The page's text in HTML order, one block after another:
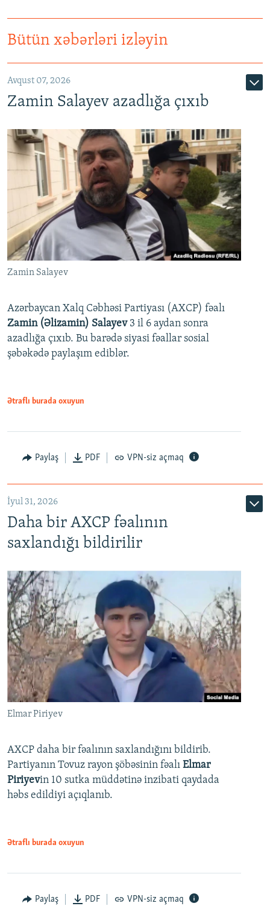
Bütün xəbərləri izləyin
Avqust 07, 2026
Zamin Salayev azadlığa çıxıb
Zamin Salayev
Azərbaycan Xalq Cəbhəsi Partiyası (AXCP) fəalı
Zamin (Əlizamin) Salayev 3 il 6 aydan sonra
azadlığa çıxıb. Bu barədə siyasi fəallar sosial
şəbəkədə paylaşım ediblər.
Ətraflı burada oxuyun
Paylaş PDF VPN-siz açmaq
İyul 31, 2026
Daha bir AXCP fəalının
saxlandığı bildirilir
Elmar Piriyev
AXCP daha bir fəalının saxlandığını bildirib.
Partiyanın Tovuz rayon şöbəsinin fəalı Elmar
Piriyevin 10 sutka müddətinə inzibati qaydada
həbs edildiyi açıqlanıb.
Ətraflı burada oxuyun
Paylaş PDF VPN-siz açmaq